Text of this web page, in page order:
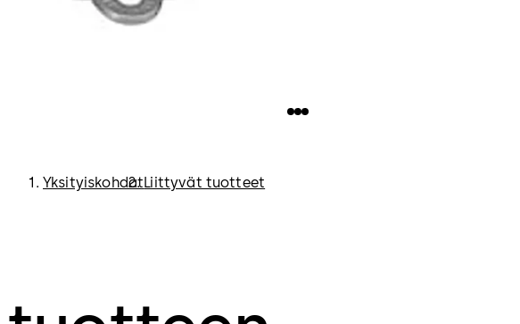
YksityiskohdatLiittyvät tuotteet